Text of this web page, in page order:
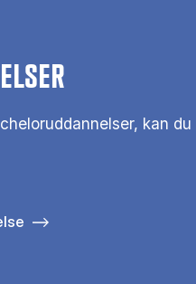
kan du